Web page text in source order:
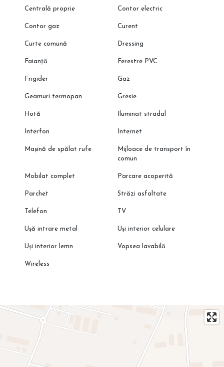
Centrală proprie Contor electric
Contor gaz Curent
Curte comună Dressing
Faianță Ferestre PVC
Frigider Gaz
Geamuri termopan Gresie
Hotă Iluminat stradal
Interfon Internet
Mașină de spălat rufe
Mijloace de transport în
comun
Mobilat complet Parcare acoperită
Parchet Străzi asfaltate
Telefon TV
Ușă intrare metal Uși interior celulare
Uși interior lemn Vopsea lavabilă
Wireless